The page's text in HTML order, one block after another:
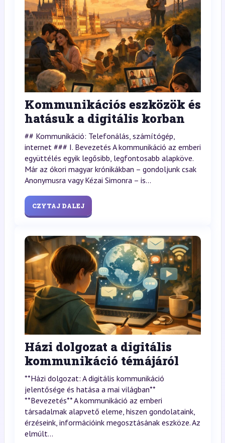
Kommunikációs eszközök és
hatásuk a digitális korban
## Kommunikáció: Telefonálás, számítógép,
internet ### I. Bevezetés A kommunikáció az emberi
együttélés egyik legősibb, legfontosabb alapköve.
Már az ókori magyar krónikákban – gondoljunk csak
Anonymusra vagy Kézai Simonra – is...
CZYTAJ DALEJ
Házi dolgozat a digitális
kommunikáció témájáról
**Házi dolgozat: A digitális kommunikáció
jelentősége és hatása a mai világban**
**Bevezetés** A kommunikáció az emberi
társadalmak alapvető eleme, hiszen gondolataink,
érzéseink, információink megosztásának eszköze. Az
elmúlt...